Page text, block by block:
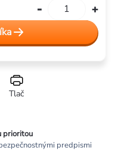
Tlač
prioritou
predpismi